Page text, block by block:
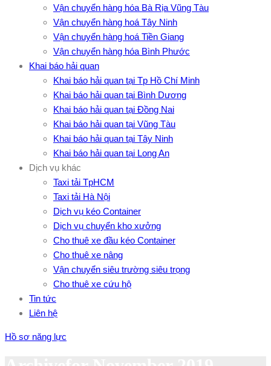
Vận chuyển hàng hóa Bà Rịa Vũng Tàu
Vận chuyển hàng hoá Tây Ninh
Vận chuyển hàng hoá Tiền Giang
Vận chuyển hàng hóa Bình Phước
Khai báo hải quan
Khai báo hải quan tại Tp Hồ Chí Minh
Khai báo hải quan tại Bình Dương
Khai báo hải quan tại Đồng Nai
Khai báo hải quan tại Vũng Tàu
Khai báo hải quan tại Tây Ninh
Khai báo hải quan tại Long An
Dịch vụ khác
Taxi tải TpHCM
Taxi tải Hà Nội
Dịch vụ kéo Container
Dịch vụ chuyển kho xưởng
Cho thuê xe đầu kéo Container
Cho thuê xe nâng
Vận chuyển siêu trường siêu trọng
Cho thuê xe cứu hộ
Tin tức
Liên hệ
Hồ sơ năng lực